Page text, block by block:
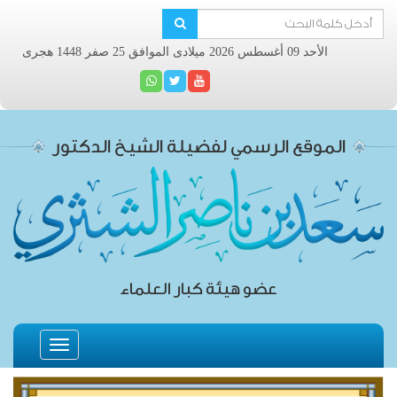
الأحد 09 أغسطس 2026 ميلادى الموافق 25 صفر 1448 هجرى
الموقع الرسمي لفضيلة الشيخ الدكتور
عضو هيئة كبار العلماء
Toggle
navigation